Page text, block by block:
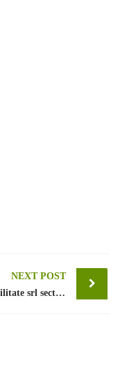
NEXT POST
contabilitate srl sector 3